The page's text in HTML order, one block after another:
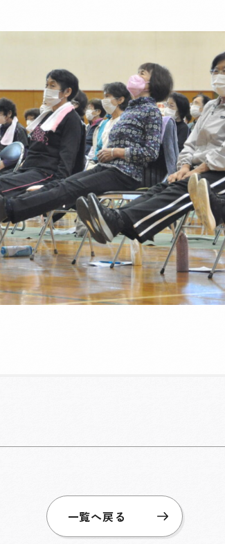
一覧へ戻る